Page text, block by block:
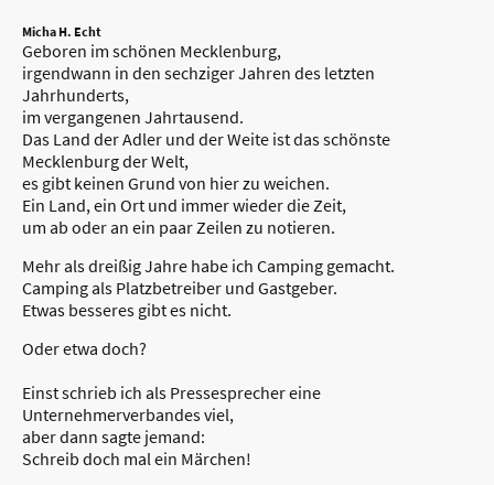
Micha H. Echt
Geboren im schönen Mecklenburg,
irgendwann in den sechziger Jahren des letzten
Jahrhunderts,
im vergangenen Jahrtausend.
Das Land der Adler und der Weite ist das schönste
Mecklenburg der Welt,
es gibt keinen Grund von hier zu weichen.
Ein Land, ein Ort und immer wieder die Zeit,
um ab oder an ein paar Zeilen zu notieren.
Mehr als dreißig Jahre habe ich Camping gemacht.
Camping als Platzbetreiber und Gastgeber.
Etwas besseres gibt es nicht.
Oder etwa doch?
Einst schrieb ich als Pressesprecher eine
Unternehmerverbandes viel,
aber dann sagte jemand:
Schreib doch mal ein Märchen!